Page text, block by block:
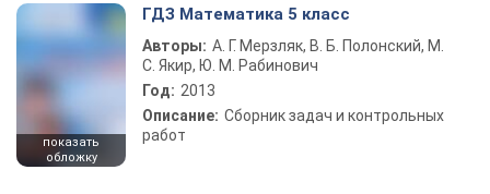
показать
обложку
ГДЗ Математика 5 класс
Авторы: А. Г. Мерзляк, В. Б. Полонский, М.
С. Якир, Ю. М. Рабинович
Год: 2013
Описание: Сборник задач и контрольных
работ